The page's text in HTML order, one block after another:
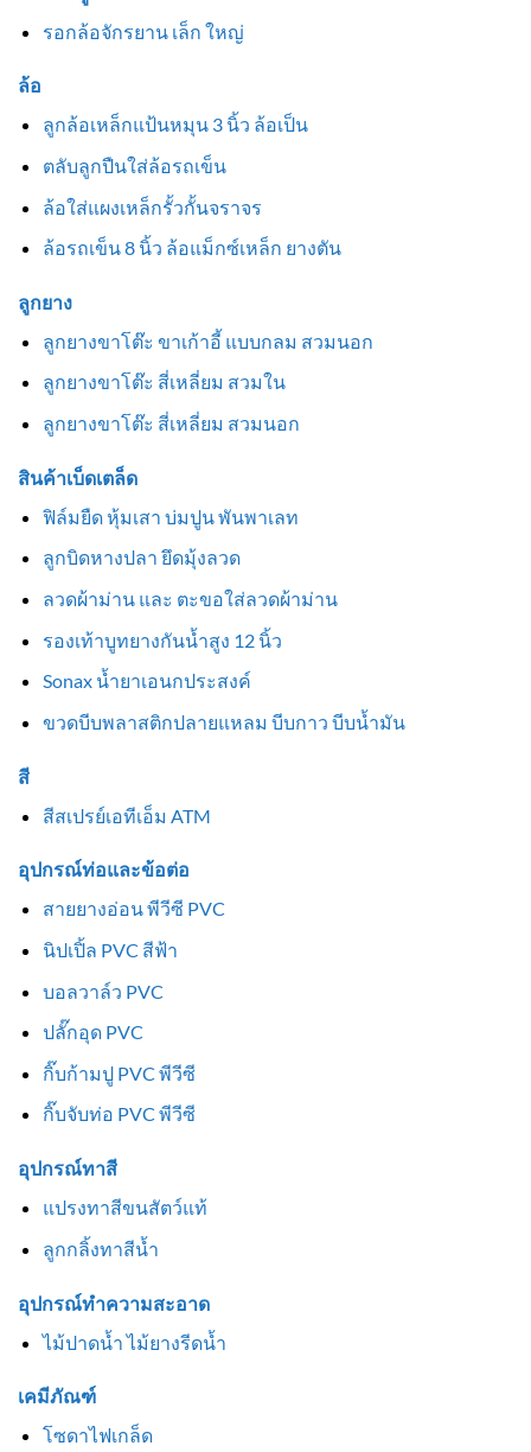
รอกล้อจักรยาน เล็ก ใหญ่
ล้อ
ลูกล้อเหล็กแป้นหมุน 3 นิ้ว ล้อเป็น
ตลับลูกปืนใส่ล้อรถเข็น
ล้อใส่แผงเหล็กรั้วกั้นจราจร
ล้อรถเข็น 8 นิ้ว ล้อแม็กซ์เหล็ก ยางตัน
ลูกยาง
ลูกยางขาโต๊ะ ขาเก้าอี้ แบบกลม สวมนอก
ลูกยางขาโต๊ะ สี่เหลี่ยม สวมใน
ลูกยางขาโต๊ะ สี่เหลี่ยม สวมนอก
สินค้าเบ็ดเตล็ด
ฟิล์มยืด หุ้มเสา บ่มปูน พันพาเลท
ลูกบิดหางปลา ยึดมุ้งลวด
ลวดผ้าม่าน และ ตะขอใส่ลวดผ้าม่าน
รองเท้าบูทยางกันน้ำสูง 12 นิ้ว
Sonax น้ำยาเอนกประสงค์
ขวดบีบพลาสติกปลายแหลม บีบกาว บีบน้ำมัน
สี
สีสเปรย์เอทีเอ็ม ATM
อุปกรณ์ท่อและข้อต่อ
สายยางอ่อน พีวีซี PVC
นิปเปิ้ล PVC สีฟ้า
บอลวาล์ว PVC
ปลั๊กอุด PVC
กิ๊บก้ามปู PVC พีวีซี
กิ๊บจับท่อ PVC พีวีซี
อุปกรณ์ทาสี
แปรงทาสีขนสัตว์แท้
ลูกกลิ้งทาสีน้ำ
อุปกรณ์ทำความสะอาด
ไม้ปาดน้ำ ไม้ยางรีดน้ำ
เคมีภัณฑ์
โซดาไฟเกล็ด